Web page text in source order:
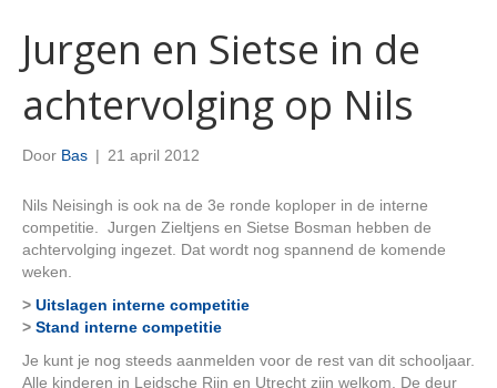
Jurgen en Sietse in de
achtervolging op Nils
Door Bas | 21 april 2012
Nils Neisingh is ook na de 3e ronde koploper in de interne
competitie. Jurgen Zieltjens en Sietse Bosman hebben de
achtervolging ingezet. Dat wordt nog spannend de komende
weken.
> Uitslagen interne competitie
> Stand interne competitie
Je kunt je nog steeds aanmelden voor de rest van dit schooljaar.
Alle kinderen in Leidsche Rijn en Utrecht zijn welkom. De deur